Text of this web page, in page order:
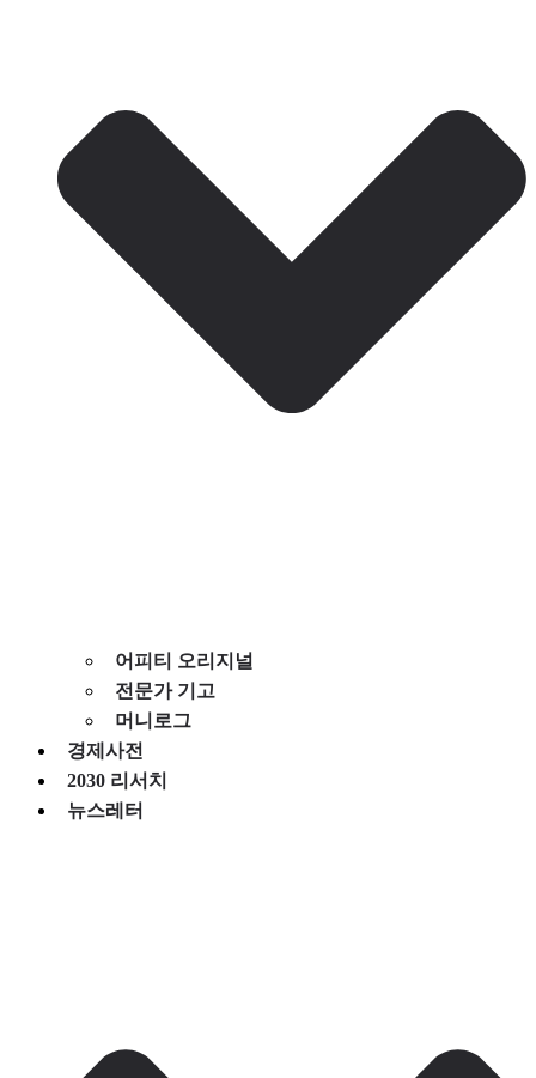
어피티 오리지널
전문가 기고
머니로그
경제사전
2030 리서치
뉴스레터